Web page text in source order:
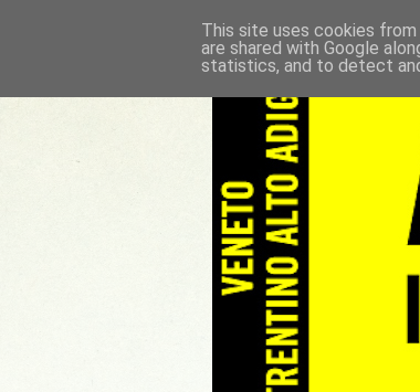
This site uses cookies
are shared with Google
statistics, and to detect